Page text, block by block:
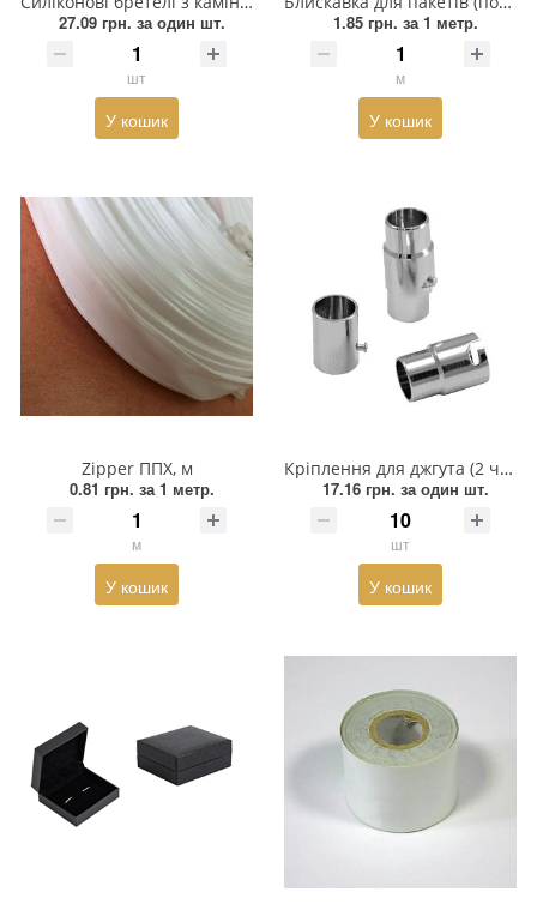
Пряжка
Гумка
Сумочна фурнітура
Скотч для шкіри
Стрази
Тесьма
Ремені
Тесьма зі страз
Прикраси
Ланцюги метал
Шнурки Гумові
27.09 грн. за один шт.
шт
У кошик
1.85 грн. за 1 метр.
м
У кошик
Zipper ППХ, м
0.81 грн. за 1 метр.
м
У кошик
Кріплення для джгута (2 частини), нікель, діаметр 6мм, шт
17.16 грн. за один шт.
шт
У кошик